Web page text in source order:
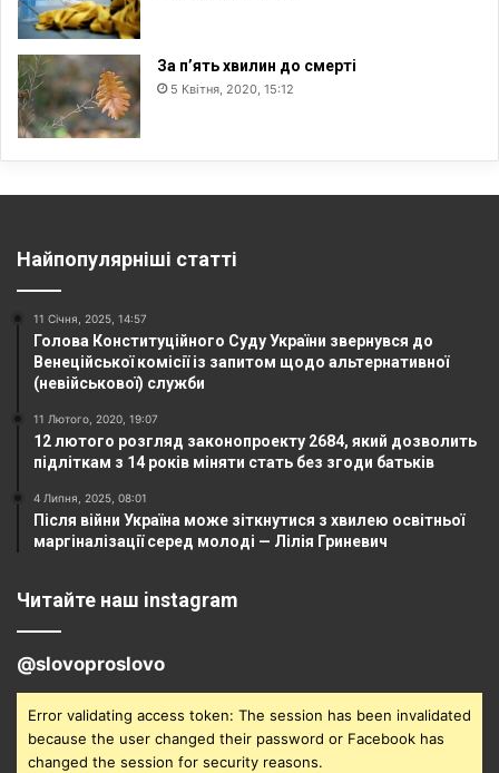
За п’ять хвилин до смерті
5 Квітня, 2020, 15:12
Найпопулярніші статті
11 Січня, 2025, 14:57
Голова Конституційного Суду України звернувся до
Венеційської комісії із запитом щодо альтернативної
(невійськової) служби
11 Лютого, 2020, 19:07
12 лютого розгляд законопроекту 2684, який дозволить
підліткам з 14 років міняти стать без згоди батьків
4 Липня, 2025, 08:01
Після війни Україна може зіткнутися з хвилею освітньої
маргіналізації серед молоді — Лілія Гриневич
Читайте наш instagram
@slovoproslovo
Error validating access token: The session has been invalidated
because the user changed their password or Facebook has
changed the session for security reasons.